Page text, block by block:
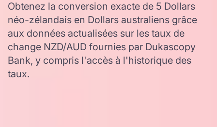
Obtenez la conversion exacte de 5 Dollars
néo-zélandais en Dollars australiens grâce
aux données actualisées sur les taux de
change NZD/AUD fournies par Dukascopy
Bank, y compris l'accès à l'historique des
taux.